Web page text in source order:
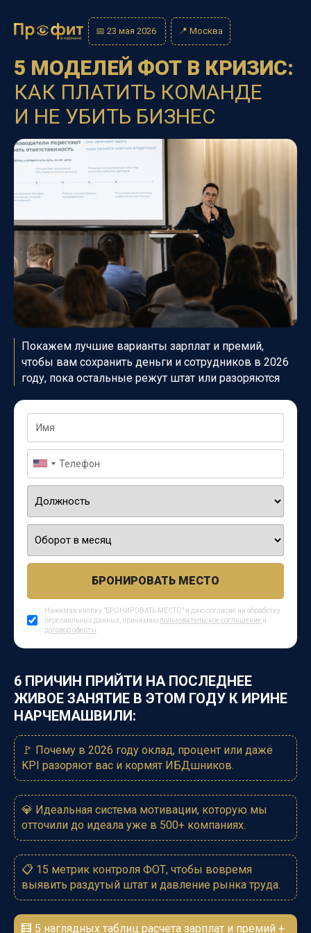
📅 23 мая 2026 📍 Москва
5 МОДЕЛЕЙ ФОТ В КРИЗИС:
КАК ПЛАТИТЬ КОМАНДЕ
И НЕ УБИТЬ БИЗНЕС
Покажем лучшие варианты зарплат и премий,
чтобы вам сохранить деньги и сотрудников в 2026
году, пока остальные режут штат или разоряются
БРОНИРОВАТЬ МЕСТО
Нажимая кнопку "БРОНИРОВАТЬ МЕСТО" я даю согласие на обработку
персональных данных, принимаю пользовательское соглашение и
договор оферты
6 ПРИЧИН ПРИЙТИ НА ПОСЛЕДНЕЕ
ЖИВОЕ ЗАНЯТИЕ В ЭТОМ ГОДУ К ИРИНЕ
НАРЧЕМАШВИЛИ:
🚩 Почему в 2026 году оклад, процент или даже
KPI разоряют вас и кормят ИБДшников.
💎 Идеальная система мотивации, которую мы
отточили до идеала уже в 500+ компаниях.
📋 15 метрик контроля ФОТ, чтобы вовремя
выявить раздутый штат и давление рынка труда.
🧮 5 наглядных таблиц расчета зарплат и премий +